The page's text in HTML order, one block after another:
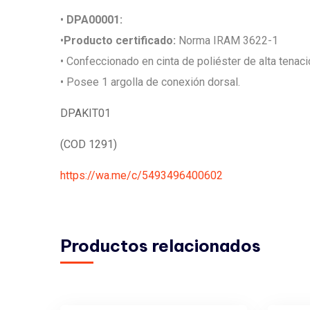
• DPA00001:
•Producto certificado: Norma IRAM 3622-1
• Confeccionado en cinta de poliéster de alta
• Posee 1 argolla de conexión dorsal.
DPAKIT01
(COD 1291)
https://wa.me/c/5493496400602
Productos relacionados